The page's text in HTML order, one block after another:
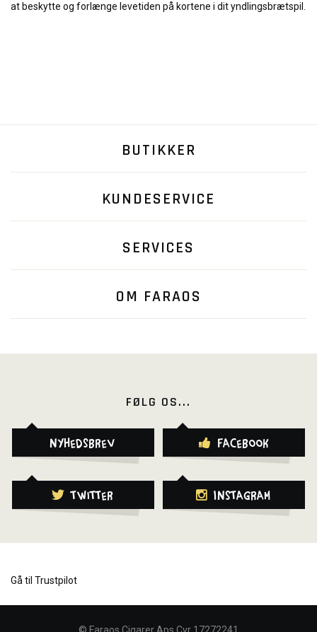
at beskytte og forlænge levetiden på kortene i dit yndlingsbrætspil.
BUTIKKER
KUNDESERVICE
SERVICES
OM FARAOS
FØLG OS...
Nyhedsbrev Facebook
Twitter Instagram
Gå til Trustpilot